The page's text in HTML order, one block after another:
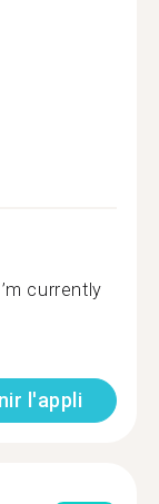
currently
l'appli